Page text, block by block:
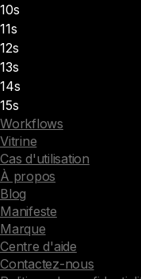
10s
11s
12s
13s
14s
15s
Workflows
Vitrine
Cas d'utilisation
À propos
Blog
Manifeste
Marque
Centre d'aide
Contactez-nous